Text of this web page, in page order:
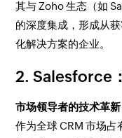
其与 Zoho 生态（如
的深度集成，形成从
化解决方案的企业。
2. Salesforce
市场领导者的技术革新
作为全球 CRM 市场占